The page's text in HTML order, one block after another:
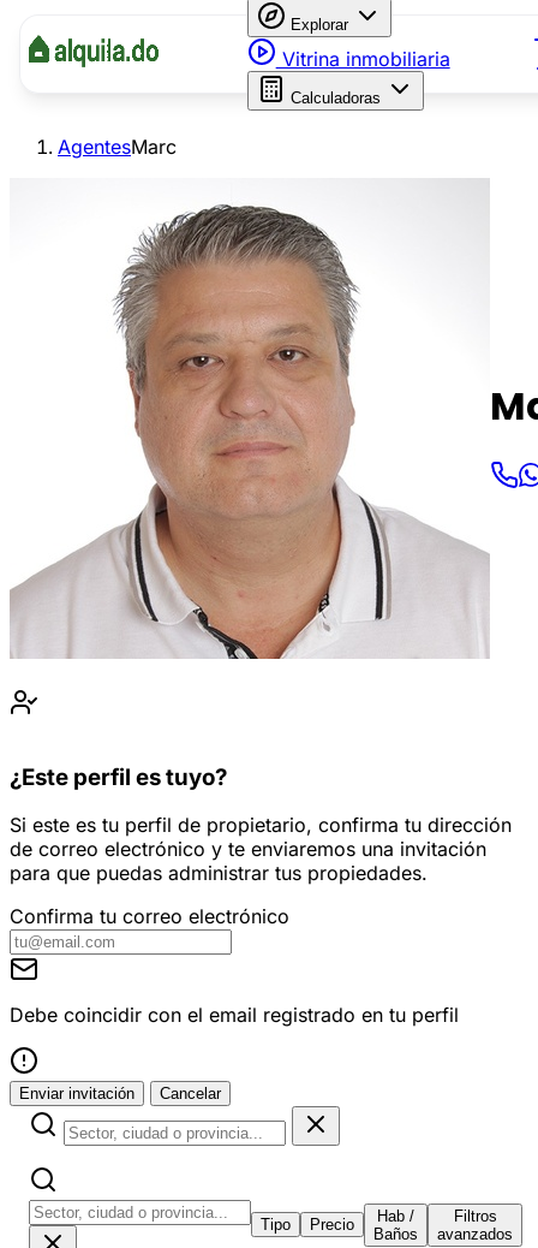
Explorar
Vitrina inmobiliaria
Calculadoras
AgentesMarc
¿Este perfil es tuyo?
Si este es tu perfil de propietario, confirma tu dirección
de correo electrónico y te enviaremos una invitación
para que puedas administrar tus propiedades.
Confirma tu correo electrónico
Debe coincidir con el email registrado en tu perfil
Enviar invitación Cancelar
Tipo Precio
Hab /
Baños
Filtros
avanzados